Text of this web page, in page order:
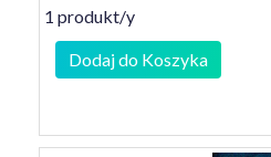
1 produkt/y
Dodaj do Koszyka